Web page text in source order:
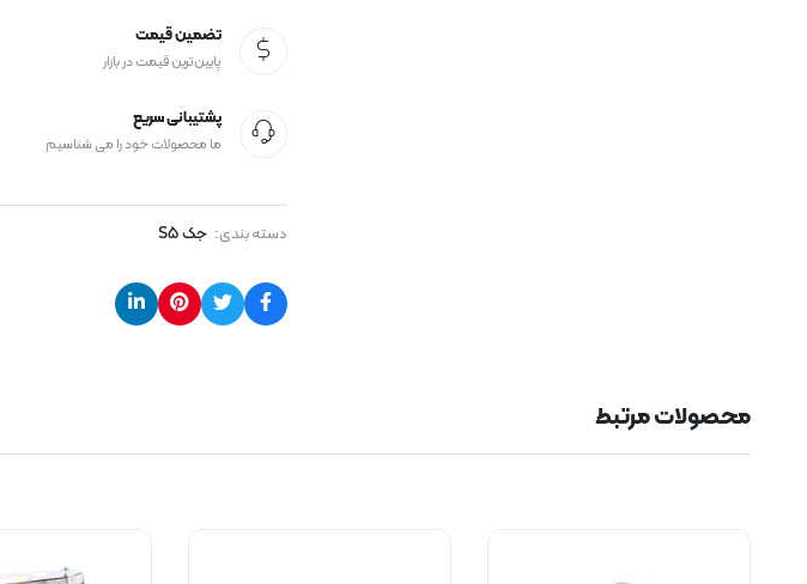
تضمین قیمت
پایین ترین قیمت در بازار
پشتیبانی سریع
ما محصولات خود را می شناسیم
دسته بندی: جک S5
محصولات مرتبط